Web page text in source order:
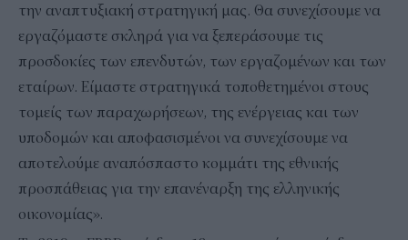
την αναπτυξιακή στρατηγική μας. Θα συνεχίσουμε να
εργαζόμαστε σκληρά για να ξεπεράσουμε τις
προσδοκίες των επενδυτών, των εργαζομένων και των
εταίρων. Είμαστε στρατηγικά τοποθετημένοι στους
τομείς των παραχωρήσεων, της ενέργειας και των
υποδομών και αποφασισμένοι να συνεχίσουμε να
αποτελούμε αναπόσπαστο κομμάτι της εθνικής
προσπάθειας για την επανέναρξη της ελληνικής
οικονομίας».